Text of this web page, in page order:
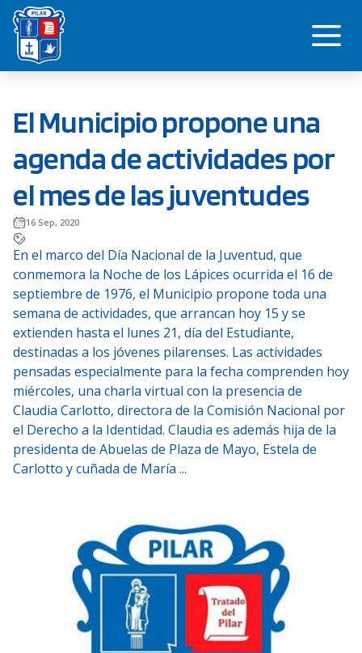
Saltar
contenido
El Municipio propone una
agenda de actividades por
el mes de las juventudes
16 Sep, 2020
En el marco del Día Nacional de la Juventud, que
conmemora la Noche de los Lápices ocurrida el 16 de
septiembre de 1976, el Municipio propone toda una
semana de actividades, que arrancan hoy 15 y se
extienden hasta el lunes 21, día del Estudiante,
destinadas a los jóvenes pilarenses. Las actividades
pensadas especialmente para la fecha comprenden hoy
miércoles, una charla virtual con la presencia de
Claudia Carlotto, directora de la Comisión Nacional por
el Derecho a la Identidad. Claudia es además hija de la
presidenta de Abuelas de Plaza de Mayo, Estela de
Carlotto y cuñada de María ...